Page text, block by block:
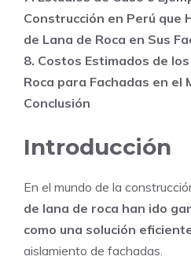
Construcción en Perú que
de Lana de Roca en Sus
8. Costos Estimados de
Roca para Fachadas en el
Conclusión
Introducción
En el mundo de la
de lana de roca han ido
como una solución
aislamiento de fachadas.